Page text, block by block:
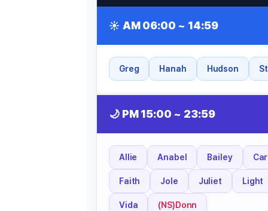
퀘스트
업적 트로피
업적 트로피
업적 트로피
[도전]이디엄퀴즈
[도전]어휘퀴즈
[도전]어휘퀴즈새글
[도전]어휘퀴즈
[도전]어휘퀴즈
[도전]어휘퀴즈
[도전]어휘퀴즈새글
[도전]어휘퀴즈
☀️ AM 06:00 ~ 14:59
Greg Hanah Hudson
🌙 PM 15:00 ~ 23:59
Allie Anabel Bailey
Faith Jole Juliet Light
Vida (NS)Donn